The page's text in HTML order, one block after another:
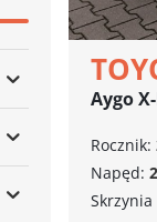
Aygo
Rocznik:
Napęd: